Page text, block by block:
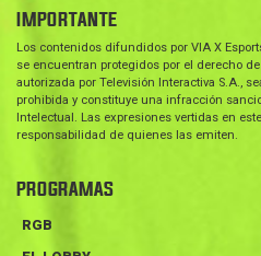
IMPORTANTE
Los contenidos difundidos por VIA X
se encuentran protegidos por el derecho
autorizada por Televisión Interactiva S.A.,
prohibida y constituye una infracción
Intelectual. Las expresiones vertidas en
responsabilidad de quienes las emiten.
PROGRAMAS
RGB